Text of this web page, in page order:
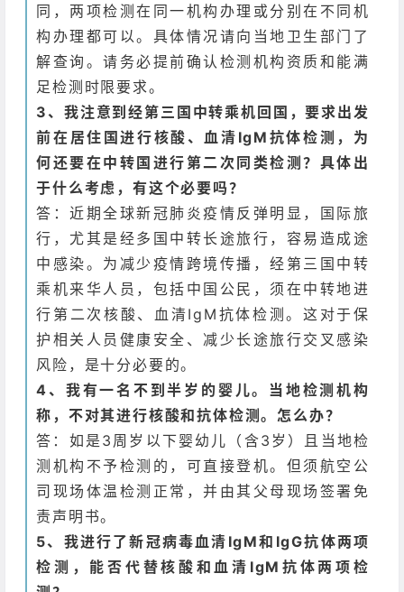
同，两项检测在同一机构办理或分别在不同机
构办理都可以。具体情况请向当地卫生部门了
解查询。请务必提前确认检测机构资质和能满
足检测时限要求。
3、我注意到经第三国中转乘机回国，要求出发
前在居住国进行核酸、血清IgM抗体检测，为
何还要在中转国进行第二次同类检测？具体出
于什么考虑，有这个必要吗？
答：近期全球新冠肺炎疫情反弹明显，国际旅
行，尤其是经多国中转长途旅行，容易造成途
中感染。为减少疫情跨境传播，经第三国中转
乘机来华人员，包括中国公民，须在中转地进
行第二次核酸、血清IgM抗体检测。这对于保
护相关人员健康安全、减少长途旅行交叉感染
风险，是十分必要的。
4、我有一名不到半岁的婴儿。当地检测机构
称，不对其进行核酸和抗体检测。怎么办？
答：如是3周岁以下婴幼儿（含3岁）且当地检
测机构不予检测的，可直接登机。但须航空公
司现场体温检测正常，并由其父母现场签署免
责声明书。
5、我进行了新冠病毒血清IgM和IgG抗体两项
检测，能否代替核酸和血清IgM抗体两项检